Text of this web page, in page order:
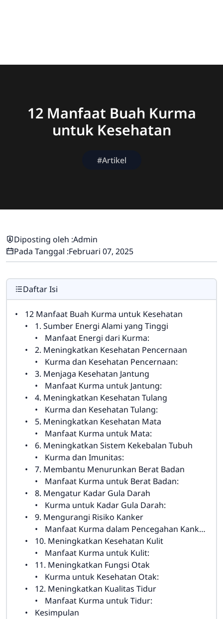
12 Manfaat Buah Kurma
untuk Kesehatan
#Artikel
Diposting oleh :Admin
Pada Tanggal :Februari 07, 2025
Daftar Isi
12 Manfaat Buah Kurma untuk Kesehatan
1. Sumber Energi Alami yang Tinggi
Manfaat Energi dari Kurma:
2. Meningkatkan Kesehatan Pencernaan
Kurma dan Kesehatan Pencernaan:
3. Menjaga Kesehatan Jantung
Manfaat Kurma untuk Jantung:
4. Meningkatkan Kesehatan Tulang
Kurma dan Kesehatan Tulang:
5. Meningkatkan Kesehatan Mata
Manfaat Kurma untuk Mata:
6. Meningkatkan Sistem Kekebalan Tubuh
Kurma dan Imunitas:
7. Membantu Menurunkan Berat Badan
Manfaat Kurma untuk Berat Badan:
8. Mengatur Kadar Gula Darah
Kurma untuk Kadar Gula Darah:
9. Mengurangi Risiko Kanker
Manfaat Kurma dalam Pencegahan Kanker:
10. Meningkatkan Kesehatan Kulit
Manfaat Kurma untuk Kulit:
11. Meningkatkan Fungsi Otak
Kurma untuk Kesehatan Otak:
12. Meningkatkan Kualitas Tidur
Manfaat Kurma untuk Tidur:
Kesimpulan